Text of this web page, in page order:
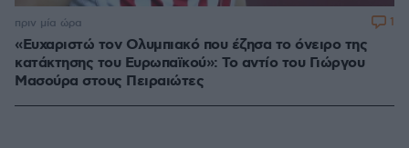
«Ευχαριστώ τον Ολυμπιακό που έζησα το όνειρο της
κατάκτησης του Ευρωπαϊκού»: Το αντίο του Γιώργου
Μασούρα στους Πειραιώτες
πριν μία ώρα 1